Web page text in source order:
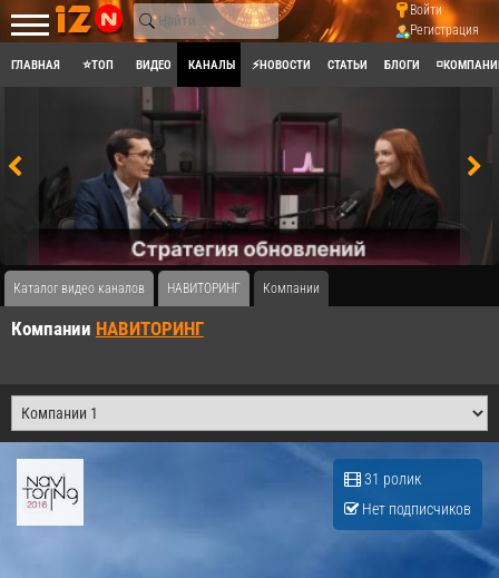
Войти
Регистрация
ГЛАВНАЯ ⭐ТОП ВИДЕО КАНАЛЫ ⚡НОВОСТИ СТАТЬИ БЛОГИ
Каталог видео каналов НАВИТОРИНГ Компании
Компании НАВИТОРИНГ
31 ролик
Нет подписчиков